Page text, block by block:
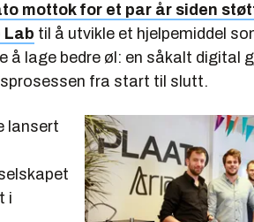
mottok for et par år siden
Lab til å utvikle et hjelpemiddel
å lage bedre øl: en såkalt digital
fra start til slutt.
lansert
i